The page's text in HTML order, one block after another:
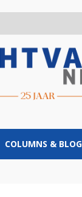
COLUMNS &